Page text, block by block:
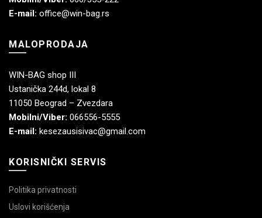
E-mail: office@win-bag.rs
MALOPRODAJA
WIN-BAG shop III
Ustanička 244d, lokal 8
11050 Beograd – Zvezdara
Mobilni/Viber: 066556-5555
E-mail: kesezausisivac@gmail.com
KORISNIČKI SERVIS
Politika privatnosti
Uslovi korišćenja